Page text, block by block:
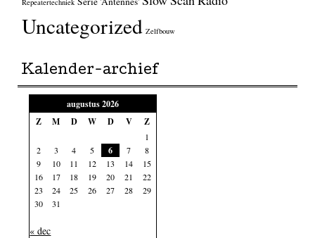
Repeatertechniek
Uncategorized Zelfbouw
Kalender-archief
augustus 2026
Z
M D W D V Z
1
2
3 4 5 6 7
8
9
10 11 12 13 14
15
16
17 18 19 20 21
22
23
24 25 26 27 28
29
30
31
« dec